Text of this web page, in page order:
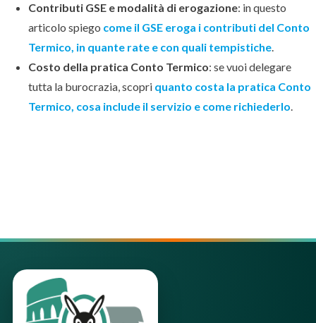
Contributi GSE e modalità di erogazione: in questo
articolo spiego come il GSE eroga i contributi del Conto
Termico, in quante rate e con quali tempistiche.
Costo della pratica Conto Termico: se vuoi delegare
tutta la burocrazia, scopri quanto costa la pratica Conto
Termico, cosa include il servizio e come richiederlo.